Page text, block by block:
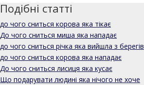
Подібні статті
до чого сниться корова яка тікає
До чого сниться миша яка нападає
до чого сниться річка яка вийшла з берегів
до чого сниться корова яка нападає
До чого сниться лисиця яка кусає
Що подарувати людині яка нічого не хоче